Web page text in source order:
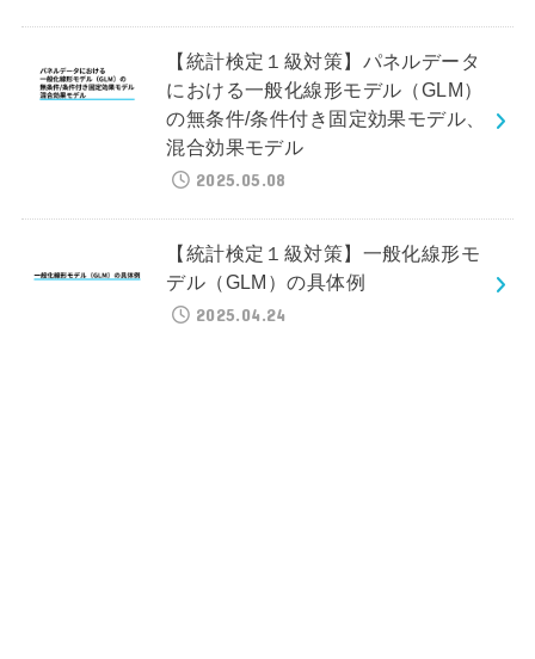
【統計検定１級対策】パネルデータ
における一般化線形モデル（GLM）
の無条件/条件付き固定効果モデル、
混合効果モデル
2025.05.08
【統計検定１級対策】一般化線形モ
デル（GLM）の具体例
2025.04.24